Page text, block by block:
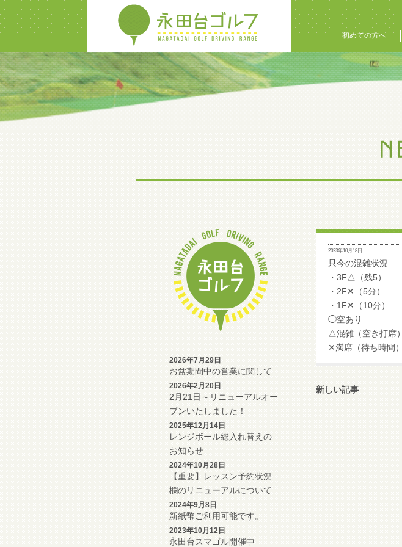
初めての方へ
2026年7月29日
お盆期間中の営業に関して
2026年2月20日
2月21日～リニューアルオー
プンいたしました！
2025年12月14日
レンジボール総入れ替えの
お知らせ
2024年10月28日
【重要】レッスン予約状況
欄のリニューアルについて
2024年9月8日
新紙幣ご利用可能です。
2023年10月12日
永田台スマゴル開催中
2023年10月18日
只今の混雑状況
・3F△（残5）
・2F✕（5分）
・1F✕（10分）
◯空あり
△混雑（空き打席）
✕満席（待ち時間）
新しい記事